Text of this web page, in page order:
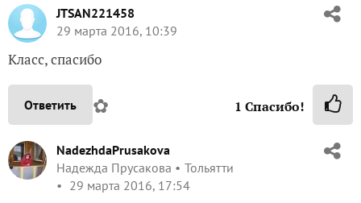
JTSAN221458
29 марта 2016, 10:39
Класс, спасибо
Ответить ✿ 1 Спасибо!
NadezhdaPrusakova
Надежда Прусакова
Тольятти
29 марта 2016, 17:54